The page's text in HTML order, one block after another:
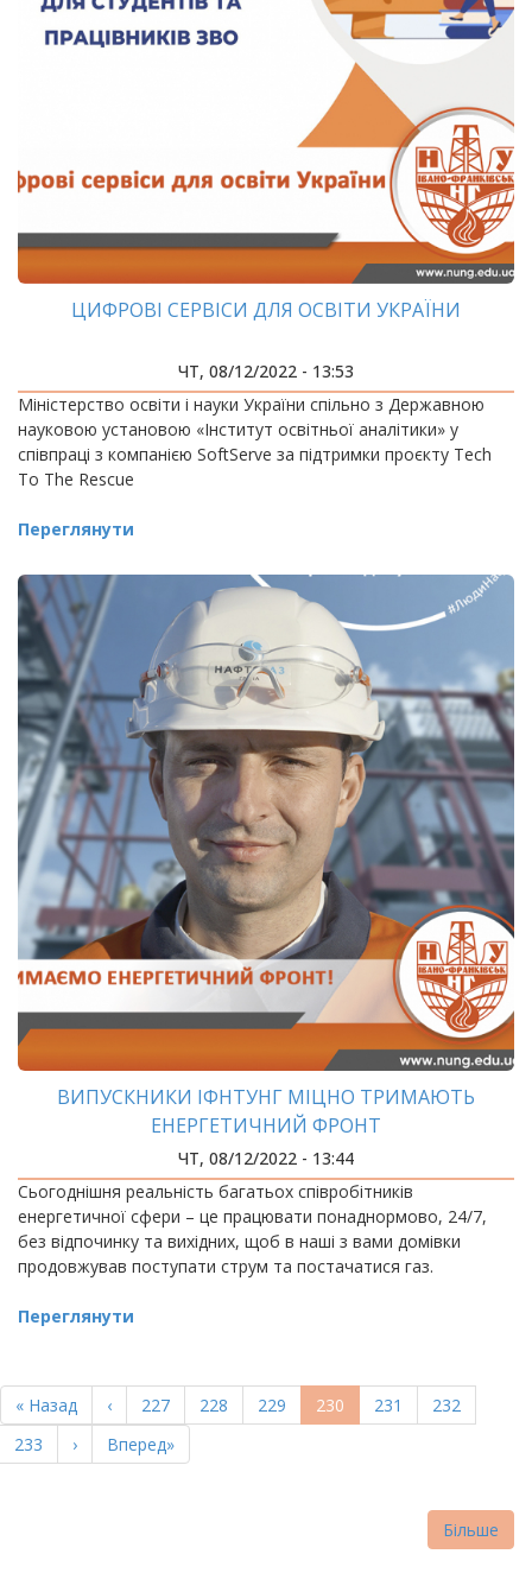
ЦИФРОВІ СЕРВІСИ ДЛЯ ОСВІТИ УКРАЇНИ
ЧТ, 08/12/2022 - 13:53
Міністерство освіти і науки України спільно з Державною
науковою установою «Інститут освітньої аналітики» у
співпраці з компанією SoftServe за підтримки проєкту Tech
To The Rescue
Переглянути
ВИПУСКНИКИ ІФНТУНГ МІЦНО ТРИМАЮТЬ
ЕНЕРГЕТИЧНИЙ ФРОНТ
ЧТ, 08/12/2022 - 13:44
Сьогоднішня реальність багатьох співробітників
енергетичної сфери – це працювати понаднормово, 24/7,
без відпочинку та вихідних, щоб в наші з вами домівки
продовжував поступати струм та постачатися газ.
Переглянути
НА
СТОРІНКИ
Перша
сторінка
« Назад
Попередня
сторінка
‹ Page
227 Page
228 Page
229
Поточна
сторінка
230 Page
231 Page
232
Page
233
Наступна
сторінка
›
Остання
сторінка
Вперед»
Більше